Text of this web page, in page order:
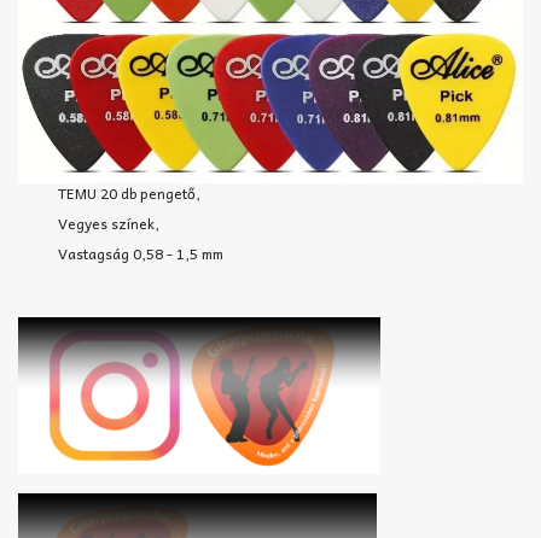
TEMU 20 db pengető,
Vegyes színek,
Vastagság 0,58 - 1,5 mm